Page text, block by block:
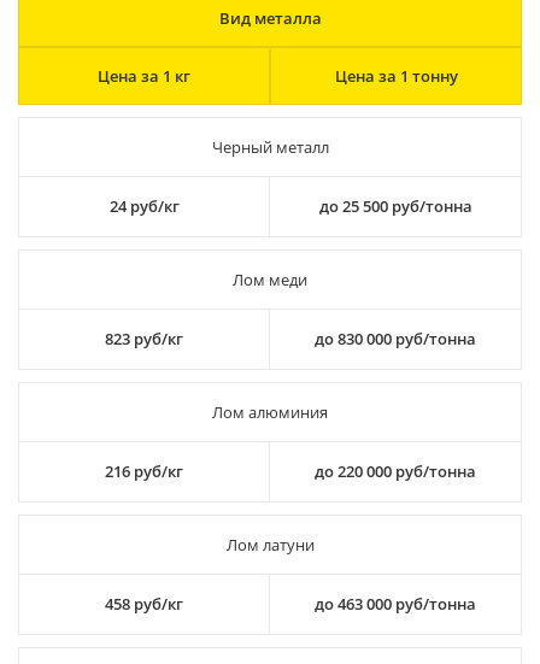
Вид металла
Цена за 1 кг Цена за 1 тонну
Черный металл
24 руб/кг до 25 500 руб/тонна
Лом меди
823 руб/кг до 830 000 руб/тонна
Лом алюминия
216 руб/кг до 220 000 руб/тонна
Лом латуни
458 руб/кг до 463 000 руб/тонна